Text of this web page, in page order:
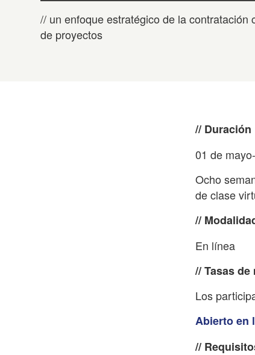
// un enfoque estratégico de la contratación
de proyectos
// Duración
01 de
Ocho
de clase
//
En línea
// Tasas
Los
Abierto en
//